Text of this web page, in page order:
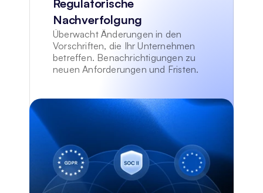
Regulatorische
Nachverfolgung
Überwacht Änderungen in den
Vorschriften, die Ihr Unternehmen
betreffen. Benachrichtigungen zu
neuen Anforderungen und Fristen.